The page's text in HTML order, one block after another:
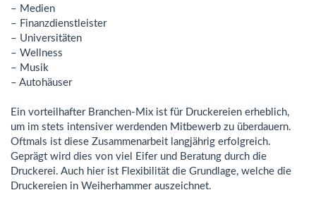
– Medien
– Finanzdienstleister
– Universitäten
– Wellness
– Musik
– Autohäuser
Ein vorteilhafter Branchen-Mix ist für Druckereien erheblich,
um im stets intensiver werdenden Mitbewerb zu überdauern.
Oftmals ist diese Zusammenarbeit langjährig erfolgreich.
Geprägt wird dies von viel Eifer und Beratung durch die
Druckerei. Auch hier ist Flexibilität die Grundlage, welche die
Druckereien in Weiherhammer auszeichnet.